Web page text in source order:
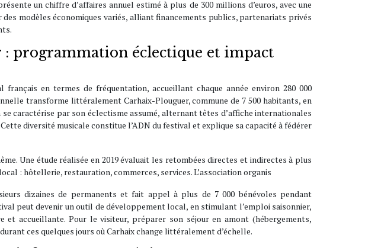
un chiffre d’affaires annuel estimé à plus de 300 millions d’euros, avec une
modèles économiques variés, alliant financements publics, partenariats privés
: programmation éclectique et impact
en termes de fréquentation, accueillant chaque année environ 280 000
transforme littéralement Carhaix-Plouguer, commune de 7 500 habitants, en
caractérise par son éclectisme assumé, alternant têtes d’affiche internationales
diversité musicale constitue l’ADN du festival et explique sa capacité à fédérer
Une étude réalisée en 2019 évaluait les retombées directes et indirectes à plus
: hôtellerie, restauration, commerces, services. L’association organis
dizaines de permanents et fait appel à plus de 7 000 bénévoles pendant
peut devenir un outil de développement local, en stimulant l’emploi saisonnier,
accueillante. Pour le visiteur, préparer son séjour en amont (hébergements,
ces quelques jours où Carhaix change littéralement d’échelle.